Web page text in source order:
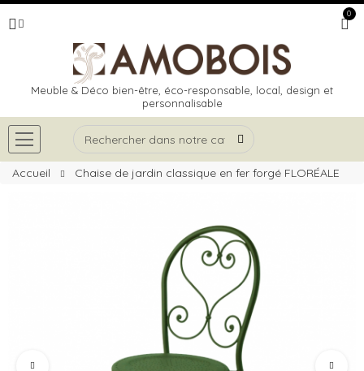
0
Meuble & Déco bien-être, éco-responsable, local, design et
personnalisable
Accueil Chaise de jardin classique en fer forgé FLORÉALE